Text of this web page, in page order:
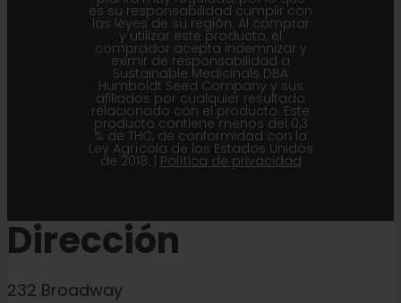
es su responsabilidad cumplir con
las leyes de su región. Al comprar
y utilizar este producto, el
comprador acepta indemnizar y
eximir de responsabilidad a
Sustainable Medicinals DBA
Humboldt Seed Company y sus
afiliados por cualquier resultado
relacionado con el producto. Este
producto contiene menos del 0,3
% de THC, de conformidad con la
Ley Agrícola de los Estados Unidos
de 2018. | Política de privacidad
Dirección
232 Broadway